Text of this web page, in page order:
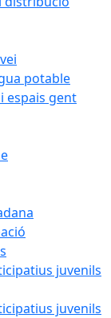
potable
espais gent
juvenils
juvenils